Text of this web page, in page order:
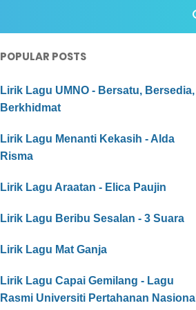
POPULAR POSTS
Lirik Lagu UMNO - Bersatu, Bersedia,
Berkhidmat
Lirik Lagu Menanti Kekasih - Alda
Risma
Lirik Lagu Araatan - Elica Paujin
Lirik Lagu Beribu Sesalan - 3 Suara
Lirik Lagu Mat Ganja
Lirik Lagu Capai Gemilang - Lagu
Rasmi Universiti Pertahanan Nasional